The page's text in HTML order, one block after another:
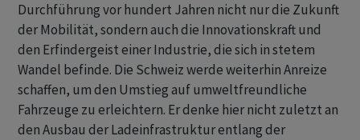
Durchführung vor hundert Jahren nicht nur die Zukunft
der Mobilität, sondern auch die Innovationskraft und
den Erfindergeist einer Industrie, die sich in stetem
Wandel befinde. Die Schweiz werde weiterhin Anreize
schaffen, um den Umstieg auf umweltfreundliche
Fahrzeuge zu erleichtern. Er denke hier nicht zuletzt an
den Ausbau der Ladeinfrastruktur entlang der